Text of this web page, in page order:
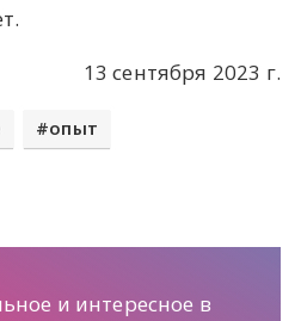
13 сентября 2023 г.
опыт
и интересное в